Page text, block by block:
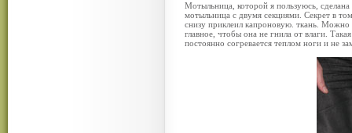
Мотыльница, которой я пользуюсь, сделана
мотыльница с двумя секциями. Секрет в
снизу приклеил капроновую. ткань. Можно
главное, чтобы она не гнила от влаги.
постоянно согревается теплом ноги и не